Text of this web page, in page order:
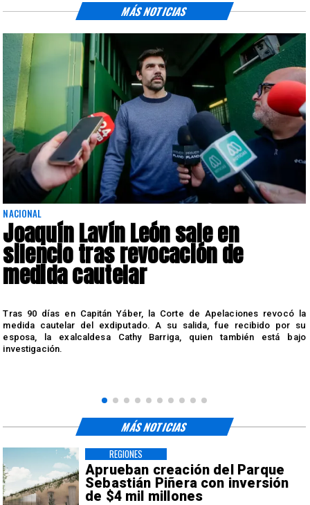
NACIONAL
Joaquín Lavín León sale en
silencio tras revocación de
medida cautelar
Tras 90 días en Capitán Yáber, la Corte de Apelaciones revocó la
medida cautelar del exdiputado. A su salida, fue recibido por su
esposa, la exalcaldesa Cathy Barriga, quien también está bajo
investigación.
MÁS NOTICIAS
Aprueban creación del Parque
Sebastián Piñera con inversión
de $4 mil millones
REGIONES
MÁS NOTICIAS